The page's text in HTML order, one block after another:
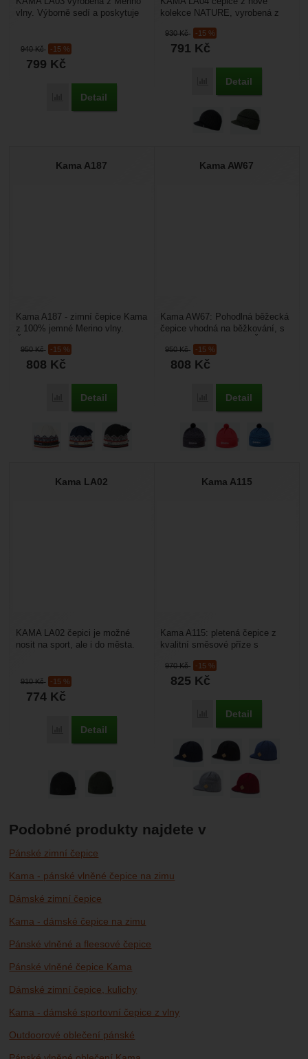
940Kč -15 %
799 Kč
Porovnat
Detail
vlny. Výborně sedí a poskytuje
930Kč -15 %
791 Kč
Porovnat
Detail
kolekce NATURE, vyrobená z
poskytuje přirozený tepelný...
Kama A187
950Kč -15 %
808 Kč
Porovnat
Detail
Kama A187 - zimní čepice Kama
z 100% jemné Merino vlny.
fleecovou čelenkou....
Kama AW67
950Kč -15 %
808 Kč
Porovnat
Detail
Kama AW67: Pohodlná běžecká
čepice vhodná na běžkování, s
má univerzální...
Kama LA02
910Kč -15 %
774 Kč
Porovnat
Detail
KAMA LA02 čepici je možné
nosit na sport, ale i do města.
Kama A115
970Kč -15 %
825 Kč
Porovnat
Detail
Kama A115: pletená čepice z
kvalitní směsové příze s
materiál Schoeller 50%...
Podobné produkty najdete v
Pánské zimní čepice
Kama - pánské vlněné čepice na zimu
Dámské zimní čepice
Kama - dámské čepice na zimu
Pánské vlněné a fleesové čepice
Pánské vlněné čepice Kama
Dámské zimní čepice, kulichy
Kama - dámské sportovní čepice z vlny
Outdoorové oblečení pánské